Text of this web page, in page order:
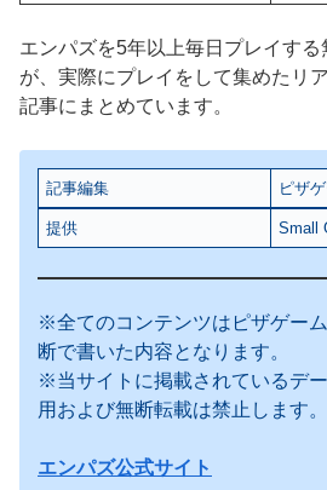
エンパズを5年以上毎日プレイす
が、実際にプレイをして集めたリ
記事にまとめています。
記事編集 ピザ
提供 Small
※全てのコンテンツはピザゲー
断で書いた内容となります。
※当サイトに掲載されているデ
用および無断転載は禁止します。
エンパズ公式サイト